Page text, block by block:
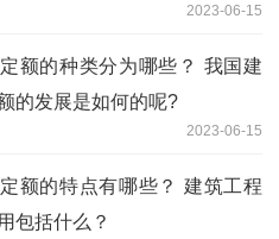
2023-06-15
额的种类分为哪些？ 我国建
的发展是如何的呢?
2023-06-15
额的特点有哪些？ 建筑工程
包括什么？